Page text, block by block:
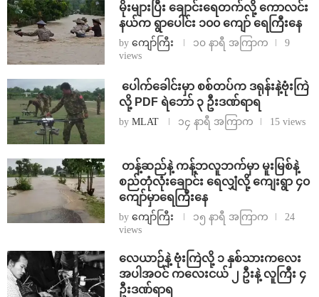
⁨မိုးများပြီး ချောင်းရေတက်လို့ ကောလင်း
နယ်က ရွာပေါင်း ၁၀၀ ကျော် ရေကြီးနေ
by ကျော်ကြီး ၁၀ နာရီ အကြာက
9
views
⁩ ⁨ပေါက်ခေါင်းမှာ စစ်တပ်က ဒရုန်းနဲ့ဗုံးကြဲ
လို့ PDF ရဲဘော် ၃ ဦးဒဏ်ရာရ
by MLAT ၁၄ နာရီ အကြာက 15 views
⁩ ⁨တန့်ဆည်နဲ့ ကန့်ဘလူဘက်မှာ မူးမြစ်နဲ့
စည်တုံလုံးချောင်း ရေလျှံလို့ ကျေးရွာ ၄၀
ကျော်မှာရေကြီးနေ
by ကျော်ကြီး ၁၅ နာရီ အကြာက
24
views
⁨လေယာဉ်နဲ့ ဗုံးကြဲလို့ ၁ နှစ်သားကလေး
အပါအဝင် ကလေးငယ် ၂ ဦးနဲ့ လူကြီး ၄
ဦးဒဏ်ရာရ